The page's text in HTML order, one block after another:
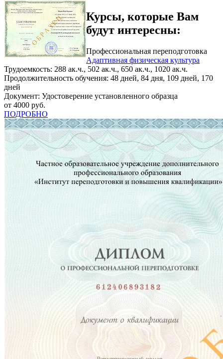
Курсы, которые Вам
будут интересны:
Профессиональная переподготовка
Адаптивная физическая культура
Трудоемкость: 288 ак.ч., 502 ак.ч., 650 ак.ч., 1020 ак.ч.
Продолжительность обучения: 48 дней, 84 дня, 109 дней, 170
дней
Документ: Удостоверение установленного образца
от 4000 руб.
ПОДРОБНО